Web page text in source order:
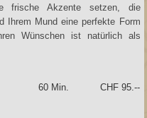
frische Akzente setzen, die
Ihrem Mund eine perfekte Form
Wünschen ist natürlich als
60 Min. CHF 95.--